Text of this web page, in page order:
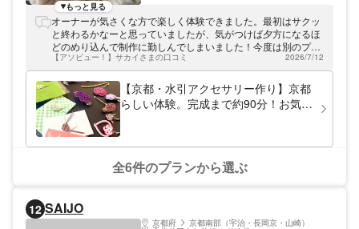
独自の手漉き和紙を使い、オリジナルデザイ
ンの和紙照明を製作しています。また、手作
り体験も行っています。京都ならではのセン
スを生かした和紙のあかりは、ほっとする素
敵なデザイン。京都駅から約9分のJR円町駅
が最寄り駅ですので、旅行がてら立ち寄りや
すいのもポイント。人の心をつつむ優しいあ
かりが溢れるあかりデザイン工房にぜひお越
ただの照明器具ではなく空間を演出するツー
ルと捉えています。暮らしによりそうあたた
かな和紙のあかりに包まれて、穏やかな気持
ならではのセンス溢れる和紙のあかりを見に
もっと見る
オーナーが気さくな方で楽しく体験できました。最初はサクッ
と終わるかなーと思っていましたが、気がつけば夕方になるほ
どのめり込んで制作に勤しんでしまいました！今度は別のプラ
ンも体験したいなーと思いました！
【アソビュー！】サカイさまの口コミ 2026/7/12
【京都・水引アクセサリー作り】京都
らしい体験。完成まで約90分！お気に
ルにもおすすめ！過ごしやすい室内で
快適に！
全6件のプランから選ぶ
12 SAIJO
京都府 京都南部（宇治・長岡京・山崎）